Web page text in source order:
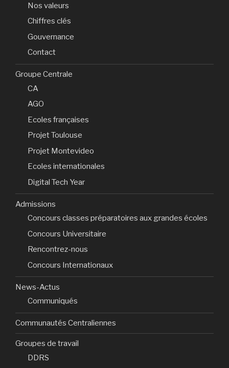
Nos valeurs
Chiffres clés
Gouvernance
Contact
Groupe Centrale
CA
AGO
Ecoles françaises
Projet Toulouse
Projet Montevideo
Ecoles internationales
Digital Tech Year
Admissions
Concours classes préparatoires aux grandes écoles
Concours Universitaire
Rencontrez-nous
Concours Internationaux
News-Actus
Communiqués
Communautés Centraliennes
Groupes de travail
DDRS